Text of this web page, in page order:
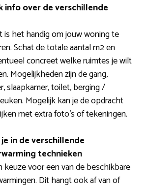
info over de verschillende
is het handig om jouw woning te
Schat de totale aantal m2 en
concreet welke ruimtes je wilt
Mogelijkheden zijn de gang,
slaapkamer, toilet, berging /
Mogelijk kan je de opdracht
met extra foto’s of tekeningen.
in de verschillende
technieken
keuze voor een van de beschikbare
Dit hangt ook af van of